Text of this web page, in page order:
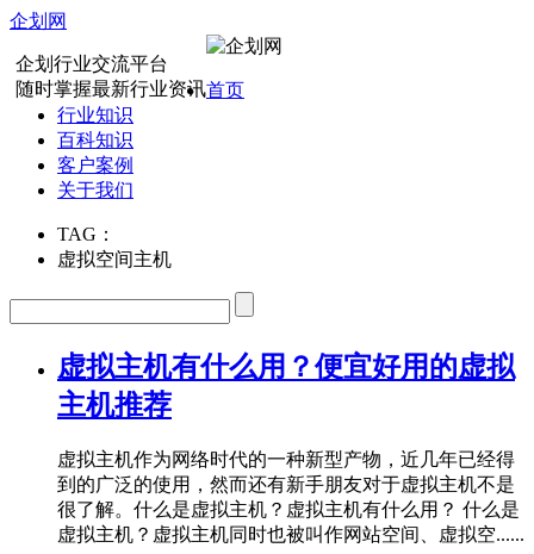
企划网
企划行业交流平台
随时掌握最新行业资讯首页
行业知识
百科知识
客户案例
关于我们
TAG：
虚拟空间主机
虚拟主机有什么用？便宜好用的虚拟
主机推荐
虚拟主机作为网络时代的一种新型产物，近几年已经得
到的广泛的使用，然而还有新手朋友对于虚拟主机不是
很了解。什么是虚拟主机？虚拟主机有什么用？ 什么是
虚拟主机？虚拟主机同时也被叫作网站空间、虚拟空......